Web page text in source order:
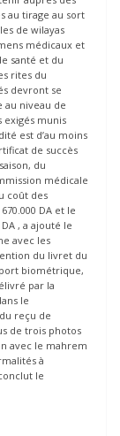
au tirage au sort
de wilayas
médicaux et
santé et du
rites du
devront se
au niveau de
exigés munis
est d’au moins
de succès
du
médicale
coût des
DA et le
, a ajouté le
avec les
du livret du
biométrique,
par la
le
reçu de
de trois photos
avec le mahrem
à
le